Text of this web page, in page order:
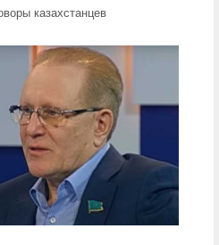
казахстанцев